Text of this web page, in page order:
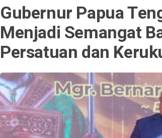
Gubernur Papua
Menjadi Semangat
Persatuan dan